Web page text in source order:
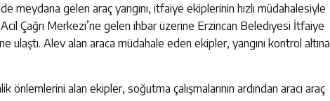
meydana gelen araç yangını, itfaiye ekiplerinin hızlı müdahalesiyle
Çağrı Merkezi’ne gelen ihbar üzerine Erzincan Belediyesi İtfaiye
ulaştı. Alev alan araca müdahale eden ekipler, yangını kontrol altına
önlemlerini alan ekipler, soğutma çalışmalarının ardından aracı araç